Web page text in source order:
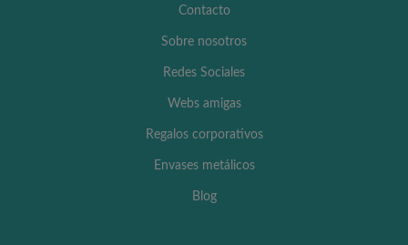
Contacto
Sobre nosotros
Redes Sociales
Webs amigas
Regalos corporativos
Envases metálicos
Blog